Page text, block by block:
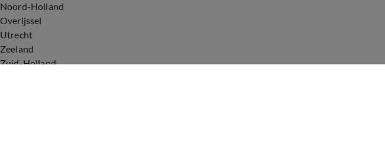
Noord-Holland
Overijssel
Utrecht
Zeeland
Zuid-Holland